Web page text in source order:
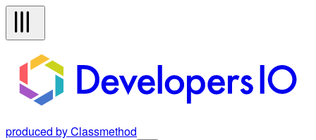
produced by Classmethod